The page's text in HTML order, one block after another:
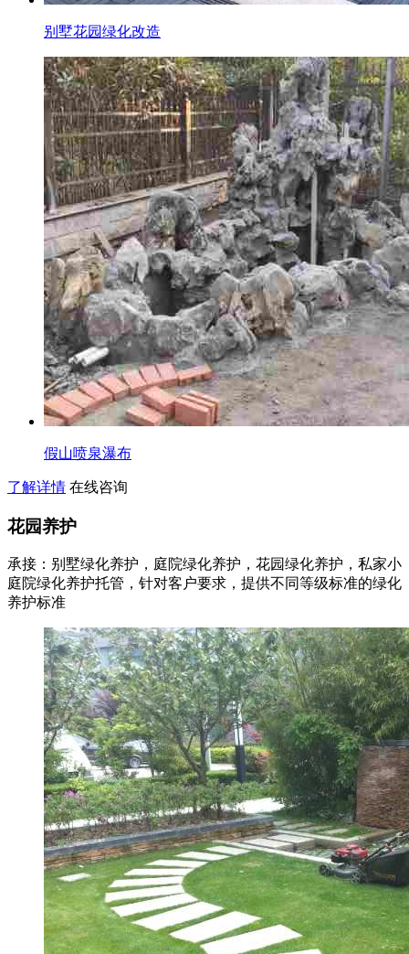
别墅花园绿化改造
假山喷泉瀑布
了解详情 在线咨询
花园养护
承接：别墅绿化养护，庭院绿化养护，花园绿化养护，私家小
庭院绿化养护托管，针对客户要求，提供不同等级标准的绿化
养护标准